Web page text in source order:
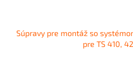
Súpravy pre montáž so
pre TS 410,